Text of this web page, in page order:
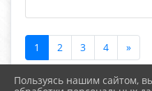
1 2 3 4 »
Пользуясь нашим сайтом,